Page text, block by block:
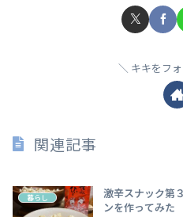
キキをフ
関連記事
暮らし
激辛スナック第
ンを作ってみた